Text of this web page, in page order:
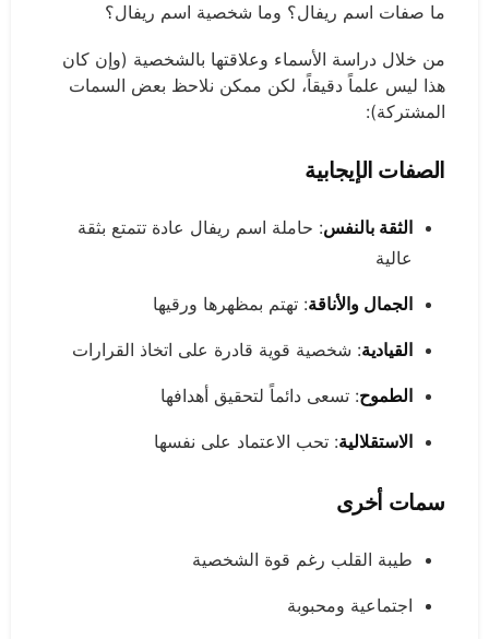
ما صفات اسم ريفال؟ وما شخصية اسم ريفال؟
من خلال دراسة الأسماء وعلاقتها بالشخصية (وإن كان
هذا ليس علماً دقيقاً، لكن ممكن نلاحظ بعض السمات
المشتركة):
الصفات الإيجابية
الثقة بالنفس: حاملة اسم ريفال عادة تتمتع بثقة
عالية
الجمال والأناقة: تهتم بمظهرها ورقيها
القيادية: شخصية قوية قادرة على اتخاذ القرارات
الطموح: تسعى دائماً لتحقيق أهدافها
الاستقلالية: تحب الاعتماد على نفسها
سمات أخرى
طيبة القلب رغم قوة الشخصية
اجتماعية ومحبوبة